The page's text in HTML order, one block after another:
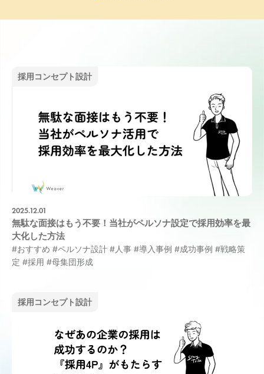
採用コンセプト設計
2025.12.01
無駄な面接はもう不要！当社がペルソナ設定で採用効率を最
大化した方法
#おすすめ #ペルソナ設計 #人事 #導入事例 #成功事例 #戦略策
定 #採用 #母集団形成
採用コンセプト設計